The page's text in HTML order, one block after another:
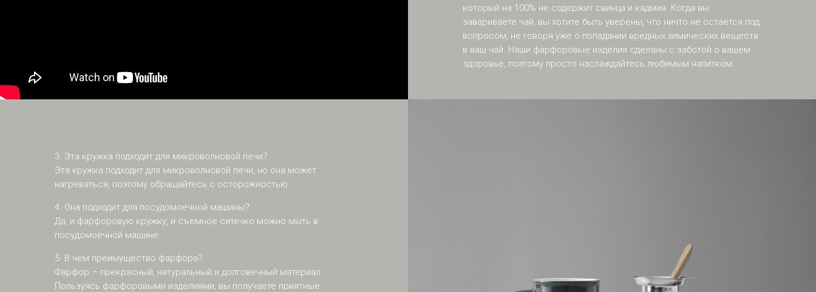
который на 100% не содержит свинца и кадмия. Когда вы
завариваете чай, вы хотите быть уверены, что ничто не остается под
вопросом, не говоря уже о попадании вредных химических веществ
в ваш чай. Наши фарфоровые изделия сделаны с заботой о вашем
здоровье, поэтому просто наслаждайтесь любимым напитком.
3. Эта кружка подходит для микроволновой печи?
Эта кружка подходит для микроволновой печи, но она может
нагреваться, поэтому обращайтесь с осторожностью.
4. Она подходит для посудомоечной машины?
Да, и фарфоровую кружку, и съемное ситечко можно мыть в
посудомоечной машине.
5. В чем преимущество фарфора?
Фарфор – прекрасный, натуральный и долговечный материал.
Пользуясь фарфоровыми изделиями, вы получаете приятные